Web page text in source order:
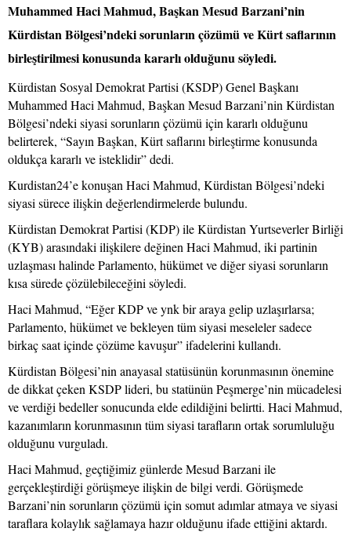
Muhammed Haci Mahmud, Başkan Mesud Barzani’nin
Kürdistan Bölgesi’ndeki sorunların çözümü ve Kürt saflarının
birleştirilmesi konusunda kararlı olduğunu söyledi.
Kürdistan Sosyal Demokrat Partisi (KSDP) Genel Başkanı
Muhammed Haci Mahmud, Başkan Mesud Barzani’nin Kürdistan
Bölgesi’ndeki siyasi sorunların çözümü için kararlı olduğunu
belirterek, “Sayın Başkan, Kürt saflarını birleştirme konusunda
oldukça kararlı ve isteklidir” dedi.
Kurdistan24’e konuşan Haci Mahmud, Kürdistan Bölgesi’ndeki
siyasi sürece ilişkin değerlendirmelerde bulundu.
Kürdistan Demokrat Partisi (KDP) ile Kürdistan Yurtseverler Birliği
(KYB) arasındaki ilişkilere değinen Haci Mahmud, iki partinin
uzlaşması halinde Parlamento, hükümet ve diğer siyasi sorunların
kısa sürede çözülebileceğini söyledi.
Haci Mahmud, “Eğer KDP ve ynk bir araya gelip uzlaşırlarsa;
Parlamento, hükümet ve bekleyen tüm siyasi meseleler sadece
birkaç saat içinde çözüme kavuşur” ifadelerini kullandı.
Kürdistan Bölgesi’nin anayasal statüsünün korunmasının önemine
de dikkat çeken KSDP lideri, bu statünün Peşmerge’nin mücadelesi
ve verdiği bedeller sonucunda elde edildiğini belirtti. Haci Mahmud,
kazanımların korunmasının tüm siyasi tarafların ortak sorumluluğu
olduğunu vurguladı.
Haci Mahmud, geçtiğimiz günlerde Mesud Barzani ile
gerçekleştirdiği görüşmeye ilişkin de bilgi verdi. Görüşmede
Barzani’nin sorunların çözümü için somut adımlar atmaya ve siyasi
taraflara kolaylık sağlamaya hazır olduğunu ifade ettiğini aktardı.